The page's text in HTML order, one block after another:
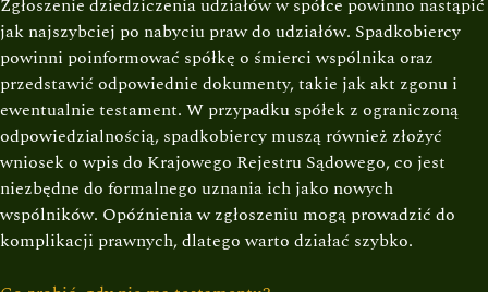
Zgłoszenie dziedziczenia udziałów w spółce powinno nastąpić
jak najszybciej po nabyciu praw do udziałów. Spadkobiercy
powinni poinformować spółkę o śmierci wspólnika oraz
przedstawić odpowiednie dokumenty, takie jak akt zgonu i
ewentualnie testament. W przypadku spółek z ograniczoną
odpowiedzialnością, spadkobiercy muszą również złożyć
wniosek o wpis do Krajowego Rejestru Sądowego, co jest
niezbędne do formalnego uznania ich jako nowych
wspólników. Opóźnienia w zgłoszeniu mogą prowadzić do
komplikacji prawnych, dlatego warto działać szybko.